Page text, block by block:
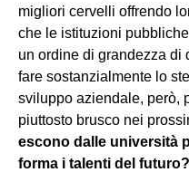
migliori cervelli offrendo
che le istituzioni
un ordine di grandezza di
fare sostanzialmente lo
sviluppo aziendale, però,
piuttosto brusco nei
escono dalle università
forma i talenti del